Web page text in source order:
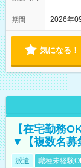
期間 2026年
気になる！
【在宅勤務
▼【複数名募
派遣 職種未経験